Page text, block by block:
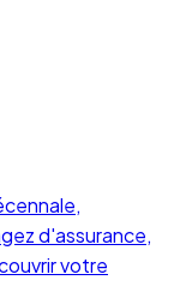
d'assurance,
votre